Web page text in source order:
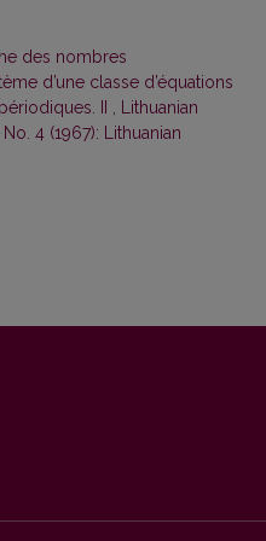
des nombres
d’une classe d’équations
II
Lithuanian
4 (1967): Lithuanian